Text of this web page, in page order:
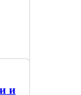
и